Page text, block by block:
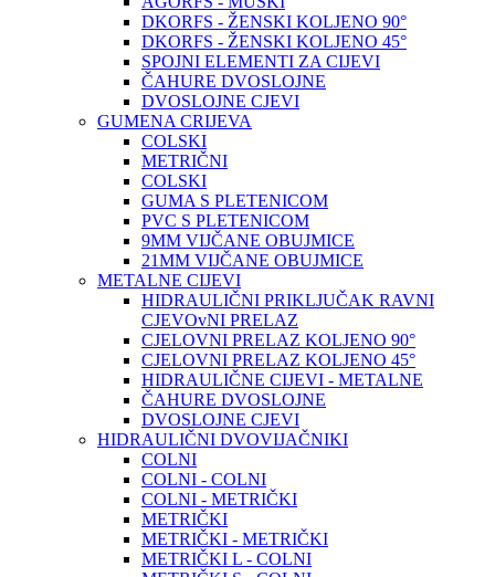
DKORFS - ŽENSKI KOLJENO 90°
DKORFS - ŽENSKI KOLJENO 45°
SPOJNI ELEMENTI ZA CIJEVI
ČAHURE DVOSLOJNE
DVOSLOJNE CJEVI
GUMENA CRIJEVA
COLSKI
METRIČNI
COLSKI
GUMA S PLETENICOM
PVC S PLETENICOM
9MM VIJČANE OBUJMICE
21MM VIJČANE OBUJMICE
METALNE CIJEVI
HIDRAULIČNI PRIKLJUČAK RAVNI
CJEVOvNI PRELAZ
CJELOVNI PRELAZ KOLJENO 90°
CJELOVNI PRELAZ KOLJENO 45°
HIDRAULIČNE CIJEVI - METALNE
ČAHURE DVOSLOJNE
DVOSLOJNE CJEVI
HIDRAULIČNI DVOVIJAČNIKI
COLNI
COLNI - COLNI
COLNI - METRIČKI
METRIČKI
METRIČKI - METRIČKI
METRIČKI L - COLNI